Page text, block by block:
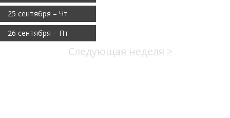
25 сентября – Чт
26 сентября – Пт
Следующая неделя >